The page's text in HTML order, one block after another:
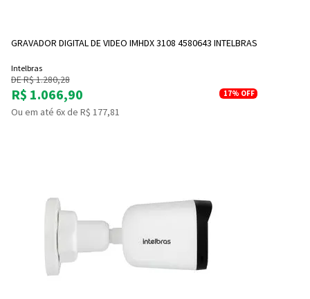
GRAVADOR DIGITAL DE VIDEO IMHDX 3108 4580643 INTELBRAS
Intelbras
DE R$ 1.280,28
R$ 1.066,90 17% OFF
Ou em até 6x de R$ 177,81